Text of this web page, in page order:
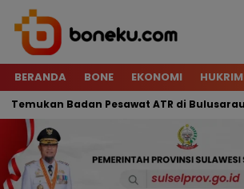
BERANDA BONE EKONOMI HUKRIM
Badan Pesawat ATR di Bulusaraung